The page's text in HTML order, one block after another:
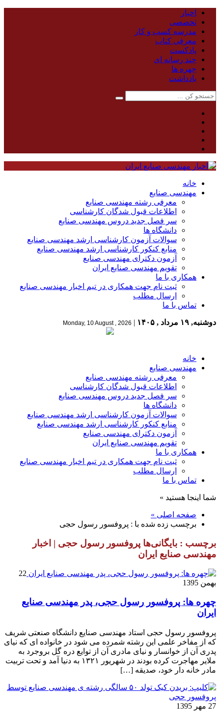
اخبار
تخصصی
مدرسه کسب و کار
معرفی کتاب
پادکست
چند رسانه ای
چهره ها
یادداشت
خانه
مهندسی صنایع
معرفی رشته مهندسی صنایع
اطلاعات قبول شدگان کارشناسی
سر فصل جدید دروس مهندسی صنایع
دانشگاه ها
سوالات آزمون کارشناسی ارشد مهندسی صنایع
منابع کنکور کارشناسی ارشد مهندسی صنایع
آزمون دکترای مهندسی صنایع
تقویم مهندسی صنایع ایران
همکاری با ما
ثبت نام جهت همکاری در تیم اخبار مهندسی صنایع
ارسال مطلب
تماس با ما
دوشنبه, ۱۹ مرداد , ۱۴۰۵ |
Monday, 10 August , 2026
خانه
مهندسی صنایع
معرفی رشته مهندسی صنایع
اطلاعات قبول شدگان کارشناسی
سر فصل جدید دروس مهندسی صنایع
دانشگاه ها
سوالات آزمون کارشناسی ارشد مهندسی صنایع
منابع کنکور کارشناسی ارشد مهندسی صنایع
آزمون دکترای مهندسی صنایع
تقویم مهندسی صنایع ایران
همکاری با ما
ثبت نام جهت همکاری در تیم اخبار مهندسی صنایع
ارسال مطلب
تماس با ما
شما اینجا هستید »
صفحه اصلی »
برچسب زده شده با : پروفسور رسول حجی
برچسب : بایگانی‌ها پروفسور رسول حجی | اخبار
مهندسی صنایع ایران
22
بهمن 1395
چهره ها: پروفسور رسول حجی، پدر مهندسی صنایع
ایران
پروفسور رسول حجی استاد مهندسی صنایع دانشگاه صنعتی شریف
که از مفاخر علمی این رشته شمرده می شود در خانواده ای که نیای
پدری آن از خوانسار و نیای مادری آن از توایع دره گل بروجرد به
ملایر مهاجرت کرده بودند در شهریور ۱۳۲۱ به دنیا آمد و تحت تربیت
مادر خانه دار خود، صدیقه […]
27 مهر 1395